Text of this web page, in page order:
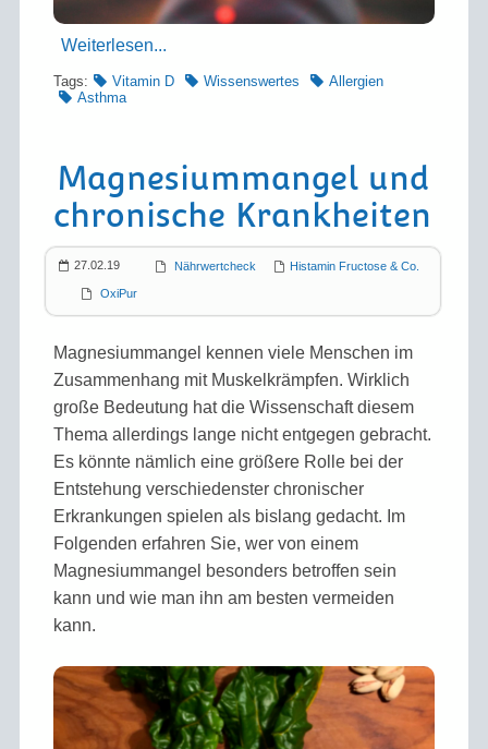
Weiterlesen...
Tags: Vitamin D Wissenswertes
Allergien
Asthma
Magnesium­mangel und
chronische Krankheiten
27.02.19 Histamin Fructose & Co.
Nährwertcheck
OxiPur
Magnesiummangel kennen viele Menschen im
Zusammenhang mit Muskel­krämpfen. Wirklich
große Bedeutung hat die Wissenschaft diesem
Thema allerdings lange nicht entgegen gebracht.
Es könnte nämlich eine größere Rolle bei der
Entstehung verschiedenster chronischer
Erkrankungen spielen als bislang gedacht. Im
Folgenden erfahren Sie, wer von einem
Magnesium­mangel besonders betroffen sein
kann und wie man ihn am besten vermeiden
kann.